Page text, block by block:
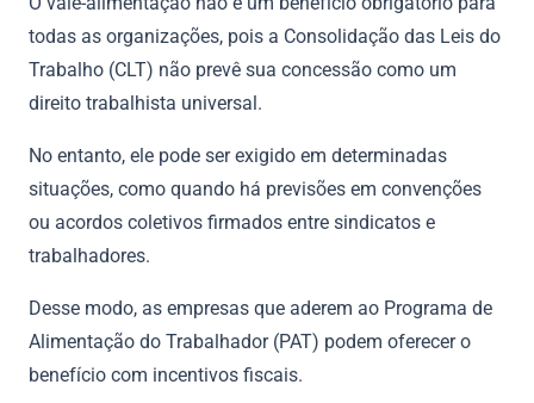
todas as organizações, pois a Consolidação das Leis do
Trabalho (CLT) não prevê sua concessão como um
direito trabalhista universal.
No entanto, ele pode ser exigido em determinadas
situações, como quando há previsões em convenções
ou acordos coletivos firmados entre sindicatos e
trabalhadores.
Desse modo, as empresas que aderem ao Programa de
Alimentação do Trabalhador (PAT) podem oferecer o
benefício com incentivos fiscais.